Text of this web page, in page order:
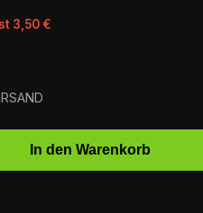
3,50 €
In den Warenkorb